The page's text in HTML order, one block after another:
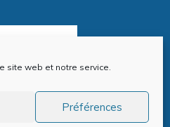
site web et notre service.
Préférences